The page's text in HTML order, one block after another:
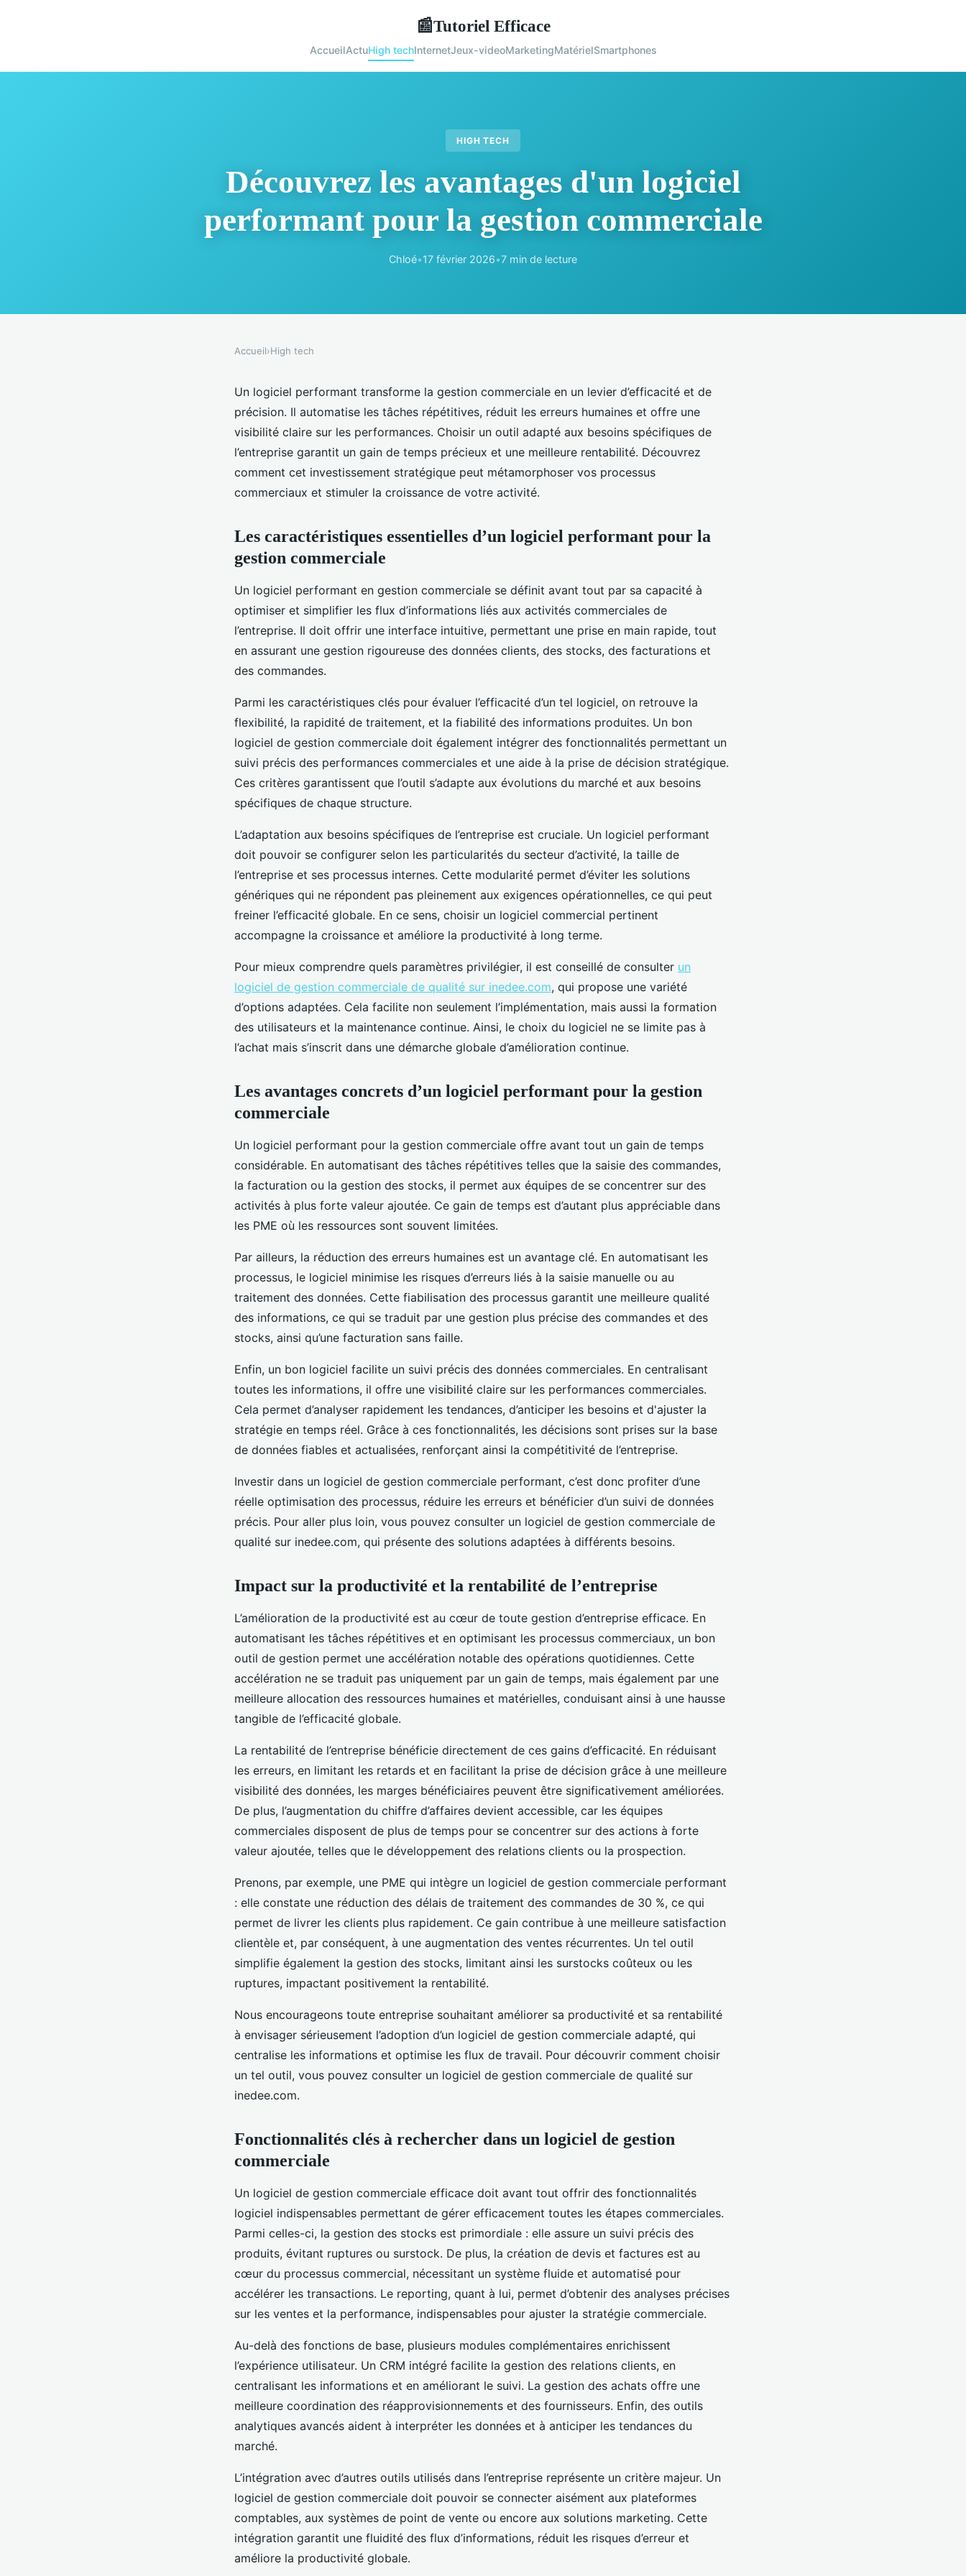
📰Tutoriel Efficace
AccueilActuHigh techInternetJeux-videoMarketingMatérielSmartphones
HIGH TECH
Découvrez les avantages d'un logiciel
performant pour la gestion commerciale
Chloé•17 février 2026•7 min de lecture
Accueil›High tech
Un logiciel performant transforme la gestion commerciale en un levier d’efficacité et de
précision. Il automatise les tâches répétitives, réduit les erreurs humaines et offre une
visibilité claire sur les performances. Choisir un outil adapté aux besoins spécifiques de
l’entreprise garantit un gain de temps précieux et une meilleure rentabilité. Découvrez
comment cet investissement stratégique peut métamorphoser vos processus
commerciaux et stimuler la croissance de votre activité.
Les caractéristiques essentielles d’un logiciel performant pour la
gestion commerciale
Un logiciel performant en gestion commerciale se définit avant tout par sa capacité à
optimiser et simplifier les flux d’informations liés aux activités commerciales de
l’entreprise. Il doit offrir une interface intuitive, permettant une prise en main rapide, tout
en assurant une gestion rigoureuse des données clients, des stocks, des facturations et
des commandes.
Parmi les caractéristiques clés pour évaluer l’efficacité d’un tel logiciel, on retrouve la
flexibilité, la rapidité de traitement, et la fiabilité des informations produites. Un bon
logiciel de gestion commerciale doit également intégrer des fonctionnalités permettant un
suivi précis des performances commerciales et une aide à la prise de décision stratégique.
Ces critères garantissent que l’outil s’adapte aux évolutions du marché et aux besoins
spécifiques de chaque structure.
L’adaptation aux besoins spécifiques de l’entreprise est cruciale. Un logiciel performant
doit pouvoir se configurer selon les particularités du secteur d’activité, la taille de
l’entreprise et ses processus internes. Cette modularité permet d’éviter les solutions
génériques qui ne répondent pas pleinement aux exigences opérationnelles, ce qui peut
freiner l’efficacité globale. En ce sens, choisir un logiciel commercial pertinent
accompagne la croissance et améliore la productivité à long terme.
Pour mieux comprendre quels paramètres privilégier, il est conseillé de consulter un
logiciel de gestion commerciale de qualité sur inedee.com, qui propose une variété
d’options adaptées. Cela facilite non seulement l’implémentation, mais aussi la formation
des utilisateurs et la maintenance continue. Ainsi, le choix du logiciel ne se limite pas à
l’achat mais s’inscrit dans une démarche globale d’amélioration continue.
Les avantages concrets d’un logiciel performant pour la gestion
commerciale
Un logiciel performant pour la gestion commerciale offre avant tout un gain de temps
considérable. En automatisant des tâches répétitives telles que la saisie des commandes,
la facturation ou la gestion des stocks, il permet aux équipes de se concentrer sur des
activités à plus forte valeur ajoutée. Ce gain de temps est d’autant plus appréciable dans
les PME où les ressources sont souvent limitées.
Par ailleurs, la réduction des erreurs humaines est un avantage clé. En automatisant les
processus, le logiciel minimise les risques d’erreurs liés à la saisie manuelle ou au
traitement des données. Cette fiabilisation des processus garantit une meilleure qualité
des informations, ce qui se traduit par une gestion plus précise des commandes et des
stocks, ainsi qu’une facturation sans faille.
Enfin, un bon logiciel facilite un suivi précis des données commerciales. En centralisant
toutes les informations, il offre une visibilité claire sur les performances commerciales.
Cela permet d’analyser rapidement les tendances, d’anticiper les besoins et d'ajuster la
stratégie en temps réel. Grâce à ces fonctionnalités, les décisions sont prises sur la base
de données fiables et actualisées, renforçant ainsi la compétitivité de l’entreprise.
Investir dans un logiciel de gestion commerciale performant, c’est donc profiter d’une
réelle optimisation des processus, réduire les erreurs et bénéficier d’un suivi de données
précis. Pour aller plus loin, vous pouvez consulter un logiciel de gestion commerciale de
qualité sur inedee.com, qui présente des solutions adaptées à différents besoins.
Impact sur la productivité et la rentabilité de l’entreprise
L’amélioration de la productivité est au cœur de toute gestion d’entreprise efficace. En
automatisant les tâches répétitives et en optimisant les processus commerciaux, un bon
outil de gestion permet une accélération notable des opérations quotidiennes. Cette
accélération ne se traduit pas uniquement par un gain de temps, mais également par une
meilleure allocation des ressources humaines et matérielles, conduisant ainsi à une hausse
tangible de l’efficacité globale.
La rentabilité de l’entreprise bénéficie directement de ces gains d’efficacité. En réduisant
les erreurs, en limitant les retards et en facilitant la prise de décision grâce à une meilleure
visibilité des données, les marges bénéficiaires peuvent être significativement améliorées.
De plus, l’augmentation du chiffre d’affaires devient accessible, car les équipes
commerciales disposent de plus de temps pour se concentrer sur des actions à forte
valeur ajoutée, telles que le développement des relations clients ou la prospection.
Prenons, par exemple, une PME qui intègre un logiciel de gestion commerciale performant
: elle constate une réduction des délais de traitement des commandes de 30 %, ce qui
permet de livrer les clients plus rapidement. Ce gain contribue à une meilleure satisfaction
clientèle et, par conséquent, à une augmentation des ventes récurrentes. Un tel outil
simplifie également la gestion des stocks, limitant ainsi les surstocks coûteux ou les
ruptures, impactant positivement la rentabilité.
Nous encourageons toute entreprise souhaitant améliorer sa productivité et sa rentabilité
à envisager sérieusement l’adoption d’un logiciel de gestion commerciale adapté, qui
centralise les informations et optimise les flux de travail. Pour découvrir comment choisir
un tel outil, vous pouvez consulter un logiciel de gestion commerciale de qualité sur
inedee.com.
Fonctionnalités clés à rechercher dans un logiciel de gestion
commerciale
Un logiciel de gestion commerciale efficace doit avant tout offrir des fonctionnalités
logiciel indispensables permettant de gérer efficacement toutes les étapes commerciales.
Parmi celles-ci, la gestion des stocks est primordiale : elle assure un suivi précis des
produits, évitant ruptures ou surstock. De plus, la création de devis et factures est au
cœur du processus commercial, nécessitant un système fluide et automatisé pour
accélérer les transactions. Le reporting, quant à lui, permet d’obtenir des analyses précises
sur les ventes et la performance, indispensables pour ajuster la stratégie commerciale.
Au-delà des fonctions de base, plusieurs modules complémentaires enrichissent
l’expérience utilisateur. Un CRM intégré facilite la gestion des relations clients, en
centralisant les informations et en améliorant le suivi. La gestion des achats offre une
meilleure coordination des réapprovisionnements et des fournisseurs. Enfin, des outils
analytiques avancés aident à interpréter les données et à anticiper les tendances du
marché.
L’intégration avec d’autres outils utilisés dans l’entreprise représente un critère majeur. Un
logiciel de gestion commerciale doit pouvoir se connecter aisément aux plateformes
comptables, aux systèmes de point de vente ou encore aux solutions marketing. Cette
intégration garantit une fluidité des flux d’informations, réduit les risques d’erreur et
améliore la productivité globale.